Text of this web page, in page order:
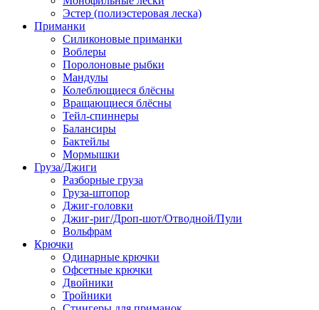
Эстер (полиэстеровая леска)
Приманки
Силиконовые приманки
Воблеры
Поролоновые рыбки
Мандулы
Колеблющиеся блёсны
Вращающиеся блёсны
Тейл-спиннеры
Балансиры
Бактейлы
Мормышки
Груза/Джиги
Разборные груза
Груза-штопор
Джиг-головки
Джиг-риг/Дроп-шот/Отводной/Пули
Вольфрам
Крючки
Одинарные крючки
Офсетные крючки
Двойники
Тройники